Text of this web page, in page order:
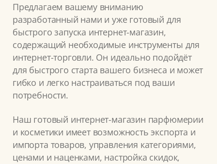
Предлагаем вашему вниманию
разработанный нами и уже готовый для
быстрого запуска интернет-магазин,
содержащий необходимые инструменты для
интернет-торговли. Он идеально подойдёт
для быстрого старта вашего бизнеса и может
гибко и легко настраиваться под ваши
потребности.
Наш готовый интернет-магазин парфюмерии
и косметики имеет возможность экспорта и
импорта товаров, управления категориями,
ценами и наценками, настройка скидок,